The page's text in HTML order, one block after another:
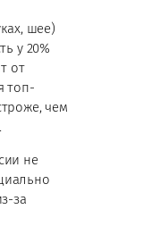
шее)
у 20%
от
топ-
чем
не
за